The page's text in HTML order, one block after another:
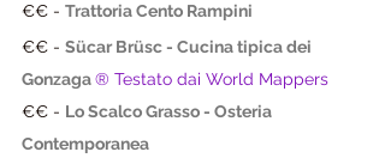
€€ - Trattoria Cento Rampini
€€ - Sücar Brüsc - Cucina tipica dei
Gonzaga® Testato dai World Mappers
€€ - Lo Scalco Grasso - Osteria
Contemporanea